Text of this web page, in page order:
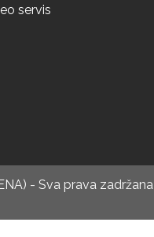
servis
- Sva prava zadržana